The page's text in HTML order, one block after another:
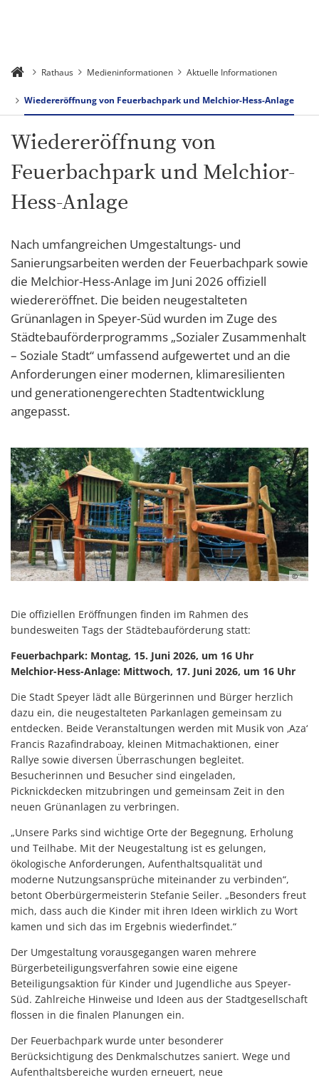
Rathaus Medieninformationen Aktuelle Informationen
Wiedereröffnung von Feuerbachpark und Melchior-Hess-Anlage
Wiedereröffnung von
Feuerbachpark und Melchior-
Hess-Anlage
Nach umfangreichen Umgestaltungs- und
Sanierungsarbeiten werden der Feuerbachpark sowie
die Melchior-Hess-Anlage im Juni 2026 offiziell
wiedereröffnet. Die beiden neugestalteten
Grünanlagen in Speyer-Süd wurden im Zuge des
Städtebauförderprogramms „Sozialer Zusammenhalt
– Soziale Stadt“ umfassend aufgewertet und an die
Anforderungen einer modernen, klimaresilienten
und generationengerechten Stadtentwicklung
angepasst.
© ""
Die offiziellen Eröffnungen finden im Rahmen des
bundesweiten Tags der Städtebauförderung statt:
Feuerbachpark: Montag, 15. Juni 2026, um 16 Uhr
Melchior-Hess-Anlage: Mittwoch, 17. Juni 2026, um 16 Uhr
Die Stadt Speyer lädt alle Bürgerinnen und Bürger herzlich
dazu ein, die neugestalteten Parkanlagen gemeinsam zu
entdecken. Beide Veranstaltungen werden mit Musik von ‚Aza‘
Francis Razafindraboay, kleinen Mitmachaktionen, einer
Rallye sowie diversen Überraschungen begleitet.
Besucherinnen und Besucher sind eingeladen,
Picknickdecken mitzubringen und gemeinsam Zeit in den
neuen Grünanlagen zu verbringen.
„Unsere Parks sind wichtige Orte der Begegnung, Erholung
und Teilhabe. Mit der Neugestaltung ist es gelungen,
ökologische Anforderungen, Aufenthaltsqualität und
moderne Nutzungsansprüche miteinander zu verbinden“,
betont Oberbürgermeisterin Stefanie Seiler. „Besonders freut
mich, dass auch die Kinder mit ihren Ideen wirklich zu Wort
kamen und sich das im Ergebnis wiederfindet.“
Der Umgestaltung vorausgegangen waren mehrere
Bürgerbeteiligungsverfahren sowie eine eigene
Beteiligungsaktion für Kinder und Jugendliche aus Speyer-
Süd. Zahlreiche Hinweise und Ideen aus der Stadtgesellschaft
flossen in die finalen Planungen ein.
Der Feuerbachpark wurde unter besonderer
Berücksichtigung des Denkmalschutzes saniert. Wege und
Aufenthaltsbereiche wurden erneuert, neue